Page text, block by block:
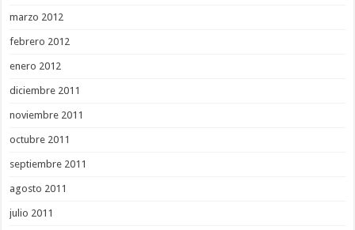
marzo 2012
febrero 2012
enero 2012
diciembre 2011
noviembre 2011
octubre 2011
septiembre 2011
agosto 2011
julio 2011